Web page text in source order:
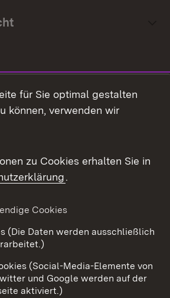
Kontakt
Datenschutz
für Sie optimal gestalten
können, verwenden wir
zu Cookies erhalten Sie in
.
Cookies
(Die Daten werden ausschließlich
(Social-Media-Elemente von
und Google werden auf der
aktiviert.)